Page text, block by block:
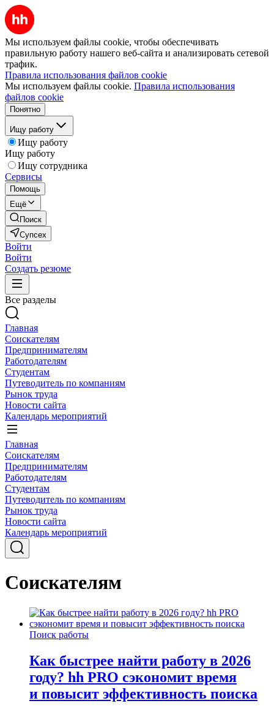
Мы используем файлы cookie, чтобы обеспечивать
правильную работу нашего веб-сайта и анализировать сетевой
трафик.
Правила использования файлов cookie
Мы используем файлы cookie. Правила использования
файлов cookie
Понятно
Ищу работу
Ищу работу
Ищу работу
Ищу сотрудника
Сервисы
Помощь
Ещё
Поиск
Супсех
Войти
Войти
Создать резюме
Все разделы
Главная
Соискателям
Предпринимателям
Работодателям
Студентам
Путеводитель по компаниям
Рынок труда
Новости сайта
Календарь мероприятий
Главная
Соискателям
Предпринимателям
Работодателям
Студентам
Путеводитель по компаниям
Рынок труда
Новости сайта
Календарь мероприятий
Соискателям
Поиск работы
Как быстрее найти работу в 2026
году? hh PRO сэкономит время
и повысит эффективность поиска